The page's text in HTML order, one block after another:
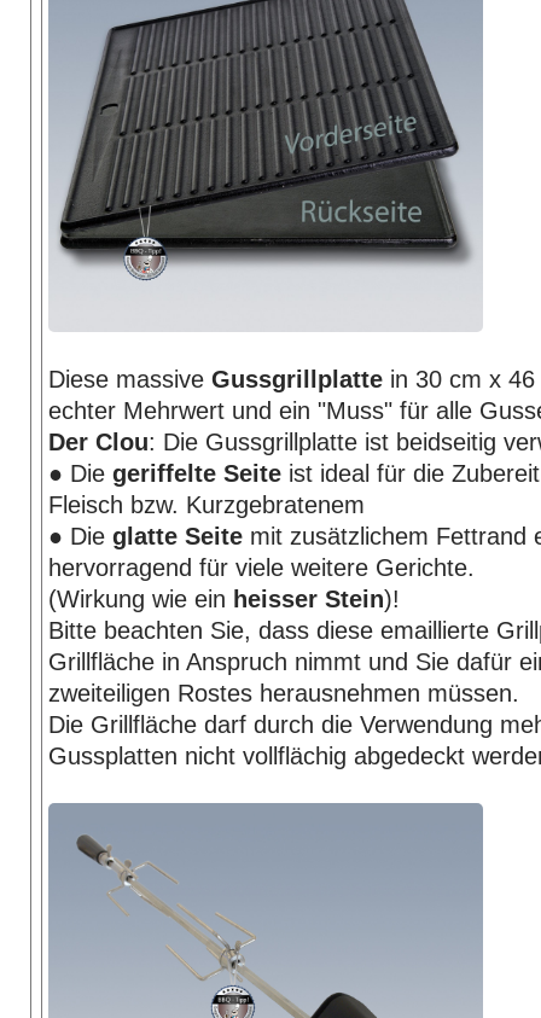
Diese massive Gussgrillplatte in 30 cm x
echter Mehrwert und ein "Muss" für alle
Der Clou: Die Gussgrillplatte ist beidseitig
● Die geriffelte Seite ist ideal für die
Fleisch bzw. Kurzgebratenem
● Die glatte Seite mit zusätzlichem Fettrand
hervorragend für viele weitere Gerichte.
(Wirkung wie ein heisser Stein)!
Bitte beachten Sie, dass diese emaillierte
Grillfläche in Anspruch nimmt und Sie dafür
zweiteiligen Rostes herausnehmen müssen.
Die Grillfläche darf durch die Verwendung
Gussplatten nicht vollflächig abgedeckt